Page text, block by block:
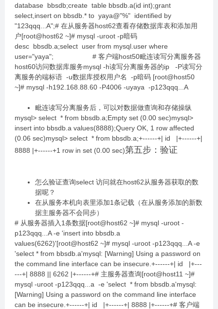
database bbsdb;create table bbsdb.a(id int);grant
select,insert on bbsdb.* to yaya@"%" identified by
"123qqq...A";# 在从服务器host62查看存储数据库表和添加用
户[root@host62 ~]# mysql -uroot -p暗码
desc bbsdb.a;select user from mysql.user where
user="yaya"; # 客户端host50毗连读写分离服务器
host60访问数据库服务mysql -h读写分离服务器的ip -P读写分
离服务的端标语 -u数据库授权用户名 -p暗码 [root@host50
~]# mysql -h192.168.88.60 -P4006 -uyaya -p123qqq...A
毗连读写分离服务后，可以对数据做查询和存储操纵
mysql> select * from bbsdb.a;Empty set (0.00 sec)mysql>
insert into bbsdb.a values(8888);Query OK, 1 row affected
(0.06 sec)mysql> select * from bbsdb.a;+------+| id |+------+|
8888 |+------+1 row in set (0.00 sec)第五步：验证
怎么验证查询select 访问就在host62从服务器获取的数
据呢？
在从服务本机向表里添加1条记载（在从服务添加的新数
据主服务器不会同步）
# 从服务器插入1条数据[root@host62 ~]# mysql -uroot -
p123qqq...A -e 'insert into bbsdb.a
values(6262)'[root@host62 ~]# mysql -uroot -p123qqq...A -e
'select * from bbsdb.a'mysql: [Warning] Using a password on
the command line interface can be insecure.+------+| id |+---
---+| 8888 || 6262 |+------+# 主服务器查询[root@host11 ~]#
mysql -uroot -p123qqq...a -e 'select * from bbsdb.a'mysql:
[Warning] Using a password on the command line interface
can be insecure.+------+| id |+------+| 8888 |+------+# 客户端